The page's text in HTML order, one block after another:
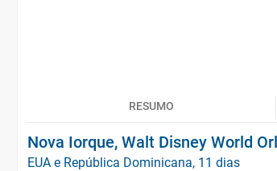
RESUMO
Nova Iorque, Walt Disney World
EUA e República Dominicana, 11 dias